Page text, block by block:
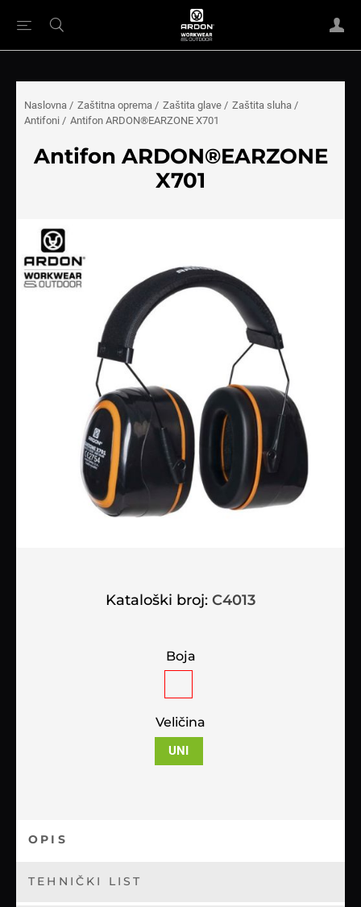
Naslovna / Zaštitna oprema / Zaštita glave / Zaštita sluha /
Antifoni / Antifon ARDON®EARZONE X701
Antifon ARDON®EARZONE
X701
Kataloški broj: C4013
Boja
Veličina
UNI
OPIS
TEHNIČKI LIST